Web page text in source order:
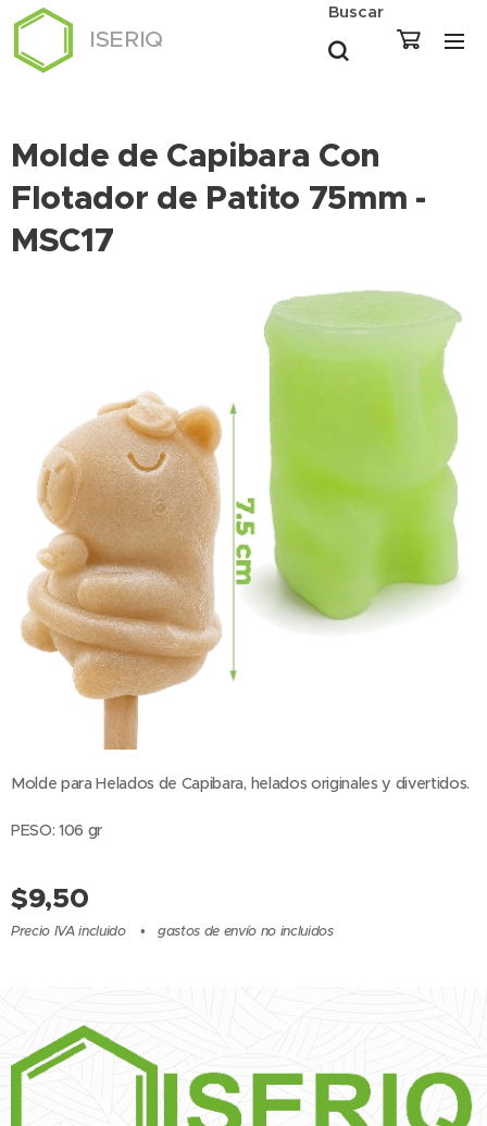
ISERIQ
Buscar
Molde de Capibara Con
Flotador de Patito 75mm -
MSC17
Molde para Helados de Capibara, helados originales y divertidos.
PESO: 106 gr
$9,50
Precio IVA incluido gastos de envío no incluidos